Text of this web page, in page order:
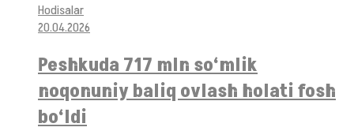
Hodisalar
20.04.2026
Peshkuda 717 mln so‘mlik
noqonuniy baliq ovlash holati fosh
bo‘ldi